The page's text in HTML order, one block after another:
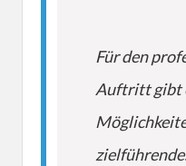
Für den
Auftritt gibt